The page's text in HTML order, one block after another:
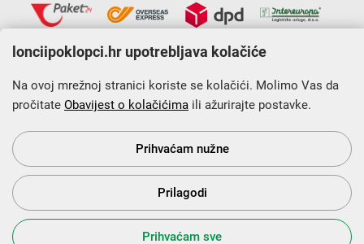
Krajnji primatelj financijskog instrumenta sufinanciranog iz
Europskog fonda za regionalni razvoj u sklopu Operativnog
programa „Konkurentnost i kohezija”.
s Vama od 2014. godine!
lonciipoklopci.hr upotrebljava kolačiće
Na ovoj mrežnoj stranici koriste se kolačići. Molimo Vas da
pročitate Obavijest o kolačićima ili ažurirajte postavke.
Prihvaćam nužne
Prilagodi
Prihvaćam sve